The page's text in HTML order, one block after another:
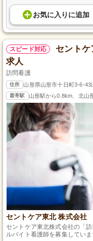
お気に入り に追加
スピード対応
セント
求人
訪問看護
住所 山形県山形市十日町3-6-43
最寄駅 山形駅から0.8km、北山
セントケア東北 株式会社
セントケア東北株式会社の「
ルバイト看護師を募集してい